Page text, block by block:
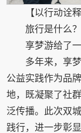
【以行动诠
旅行是什么
享梦游给了
多年来，享
公益实践作为品
地，既凝聚了社
泛传播。此次双
践行，进一步彰